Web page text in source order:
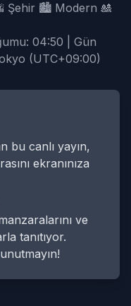
Şehir 🏙️ Modern 🎎
04:50 | Gün
(UTC+09:00)
bu canlı yayın,
ekranınıza
ve
tanıtıyor.